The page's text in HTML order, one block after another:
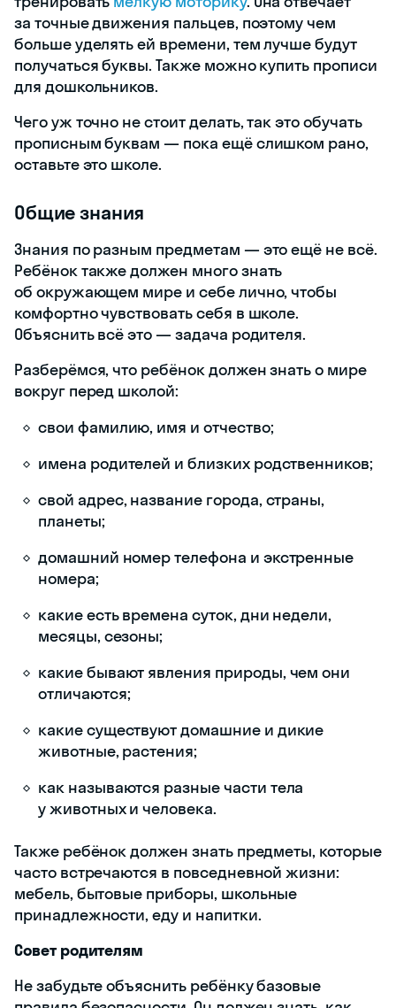
за точные движения пальцев, поэтому чем
больше уделять ей времени, тем лучше будут
получаться буквы. Также можно купить прописи
для дошкольников.
Чего уж точно не стоит делать, так это обучать
прописным буквам — пока ещё слишком рано,
оставьте это школе.
Общие знания
Знания по разным предметам — это ещё не всё.
Ребёнок также должен много знать
об окружающем мире и себе лично, чтобы
комфортно чувствовать себя в школе.
Объяснить всё это — задача родителя.
Разберёмся, что ребёнок должен знать о мире
вокруг перед школой:
свои фамилию, имя и отчество;
имена родителей и близких родственников;
свой адрес, название города, страны,
планеты;
домашний номер телефона и экстренные
номера;
какие есть времена суток, дни недели,
месяцы, сезоны;
какие бывают явления природы, чем они
отличаются;
какие существуют домашние и дикие
животные, растения;
как называются разные части тела
у животных и человека.
Также ребёнок должен знать предметы, которые
часто встречаются в повседневной жизни:
мебель, бытовые приборы, школьные
принадлежности, еду и напитки.
Совет родителям
Не забудьте объяснить ребёнку базовые